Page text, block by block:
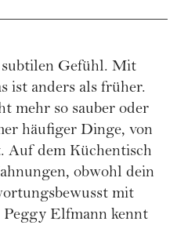
subtilen Gefühl. Mit
ist anders als früher.
mehr so sauber oder
häufiger Dinge, von
Auf dem Küchentisch
obwohl dein
mit
Peggy Elfmann kennt